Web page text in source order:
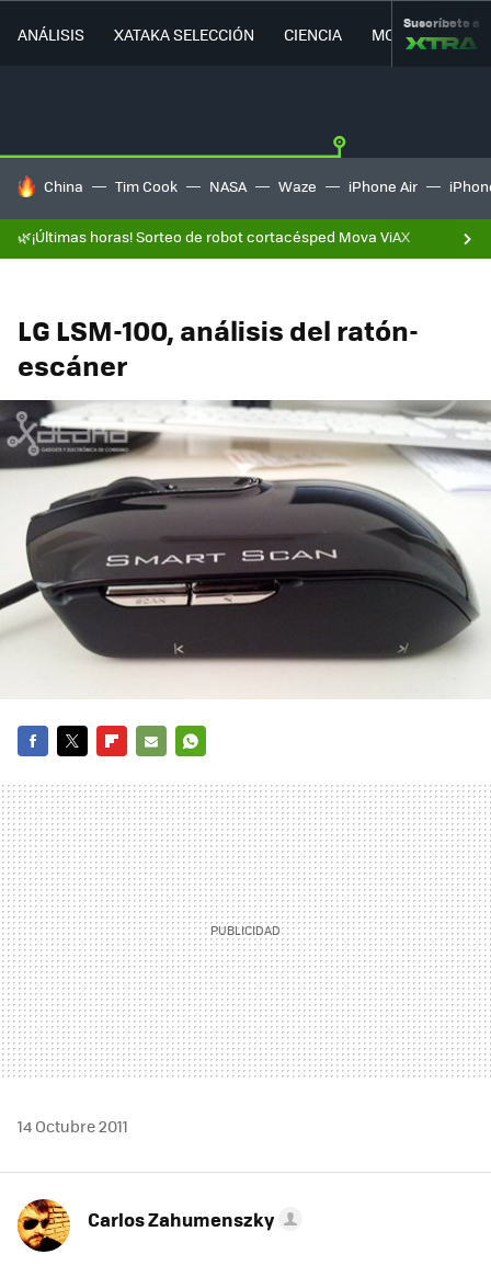
ANÁLISIS XATAKA SELECCIÓN CIENCIA MOVILIDAD
Suscríbete a
HOY SE HABLA DE
China Tim Cook NASA Waze iPhone Air
🌿¡Últimas horas! Sorteo de robot cortacésped Mova ViAX
LG LSM-100, análisis del ratón-
escáner
MAIL
14 Octubre 2011
Carlos Zahumenszky